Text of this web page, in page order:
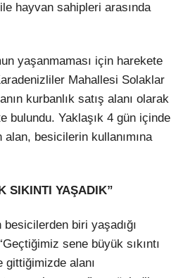
Instagram
Youtube
hayvan sahipleri arasında
yaşanmaması için harekete
Mahallesi Solaklar
kurbanlık satış alanı olarak
bulundu. Yaklaşık 4 gün içinde
alan, besicilerin kullanımına
SIKINTI YAŞADIK”
biri yaşadığı
sene büyük sıkıntı
gittiğimizde alanı